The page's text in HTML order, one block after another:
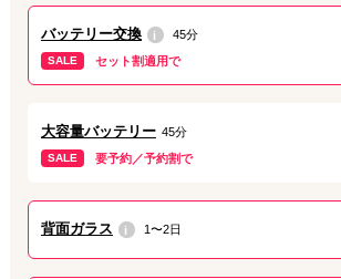
事前ご予約で全メニュー500円OFF！
JR・京成松戸駅東口から歩いて1分、iPhone
当店ではWeb予約またはお電話にて
事前ご予
また、
☑︎ 待ち時間なく最短修理
バッテリー交換 i 45分
SALE セット割適用で
大容量バッテリー 45分
SALE 要予約／予約割で
背面ガラス i 1〜2日